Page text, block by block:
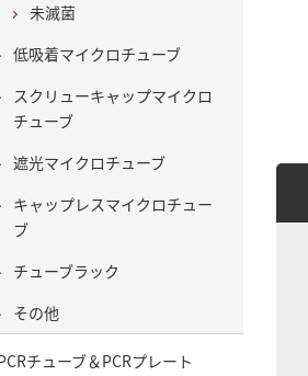
未滅菌
低吸着マイクロチューブ
スクリューキャップマイクロ
チューブ
遮光マイクロチューブ
キャップレスマイクロチュー
ブ
チューブラック
その他
チューブ＆PCRプレート